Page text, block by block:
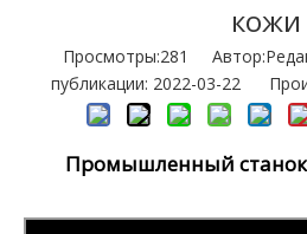
кожи
Просмотры:281
публикации: 2022-03-22
Промышленный